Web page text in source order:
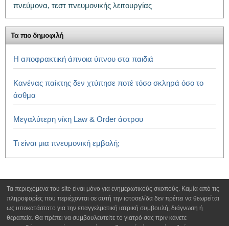
πνεύμονα, τεστ πνευμονικής λειτουργίας
Τα πιο δημοφιλή
Η αποφρακτική άπνοια ύπνου στα παιδιά
Κανένας παίκτης δεν χτύπησε ποτέ τόσο σκληρά όσο το
άσθμα
Μεγαλύτερη νίκη Law & Order άστρου
Τι είναι μια πνευμονική εμβολή;
Τα περιεχόμενα του site είναι μόνο για ενημερωτικούς σκοπούς. Καμία από τις
πληροφορίες που περιέχονται σε αυτή την ιστοσελίδα δεν πρέπει να θεωρείται
ως υποκατάστατο για την επαγγελματική ιατρική συμβουλή, διάγνωση ή
θεραπεία. Θα πρέπει να συμβουλευτείτε το γιατρό σας πριν κάνετε